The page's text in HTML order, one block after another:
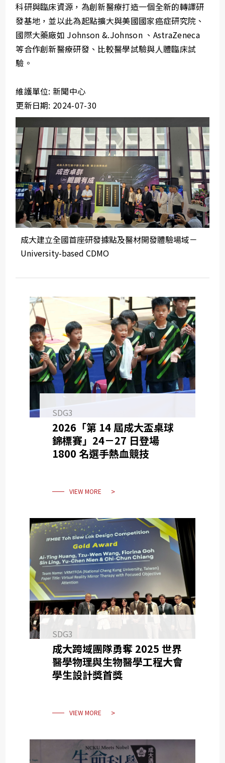
科研與臨床資源，為創新醫療打造一個全新的轉譯研
發基地，並以此為起點擴大與美國國家癌症研究院、
國際大藥廠如 Johnson &.Johnson 、AstraZeneca
等合作創新醫療研發、比較醫學試驗與人體臨床試
驗。
維護單位: 新聞中心
更新日期: 2024-07-30
成大建立全國首座研發據點及醫材開發體驗場域－
University-based CDMO
SDG3
2026「第 14 屆成大盃桌球
錦標賽」24－27 日登場
1800 名選手熱血競技
VIEW MORE
SDG3
成大跨域團隊勇奪 2025 世界
醫學物理與生物醫學工程大會
學生設計獎首獎
VIEW MORE